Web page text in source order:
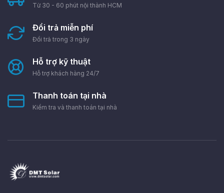
Từ 30 - 60 phút nội thành HCM
Đổi trả miễn phí
Đổi trả trong 3 ngày
Hỗ trợ kỹ thuật
Hỗ trợ khách hàng 24/7
Thanh toán tại nhà
Kiểm tra và thanh toán tại nhà